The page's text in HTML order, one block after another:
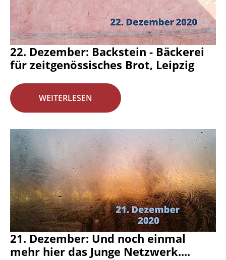
22. Dezember: Backstein - Bäckerei
für zeitgenössisches Brot, Leipzig
WEITERLESEN
21. Dezember: Und noch einmal
mehr hier das Junge Netzwerk....